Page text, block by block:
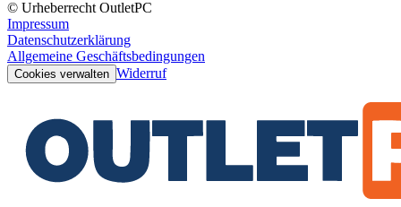
© Urheberrecht OutletPC
Impressum
Datenschutzerklärung
Allgemeine Geschäftsbedingungen
Cookies verwalten Widerruf